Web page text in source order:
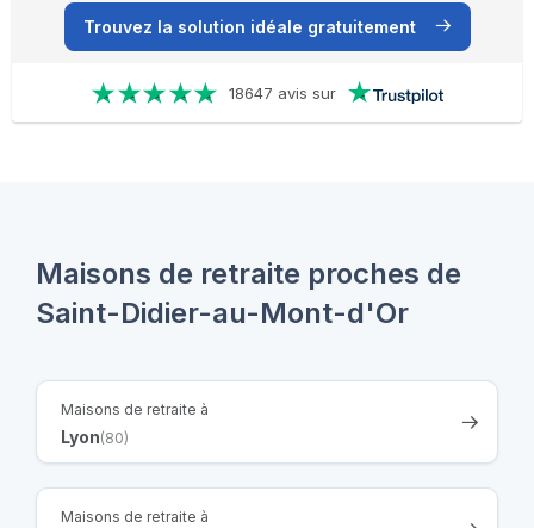
Trouvez la solution idéale gratuitement
18647 avis sur
Maisons de retraite proches de
Saint-Didier-au-Mont-d'Or
Maisons de retraite à
Lyon(80)
Maisons de retraite à